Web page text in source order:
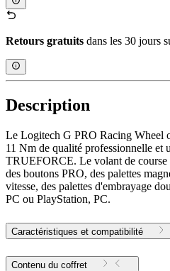
Retours gratuits dans les 30 jours
Description
Le Logitech G PRO Racing Wheel
11 Nm de qualité professionnelle et
TRUEFORCE. Le volant de course
des boutons PRO, des palettes
vitesse, des palettes d'embrayage
PC ou PlayStation, PC.
Caractéristiques et compatibilité
Contenu du coffret